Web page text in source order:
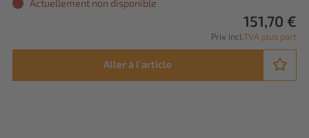
Actuellement non disponible
151,70 €
Prix incl. TVA plus port
Aller à l'article